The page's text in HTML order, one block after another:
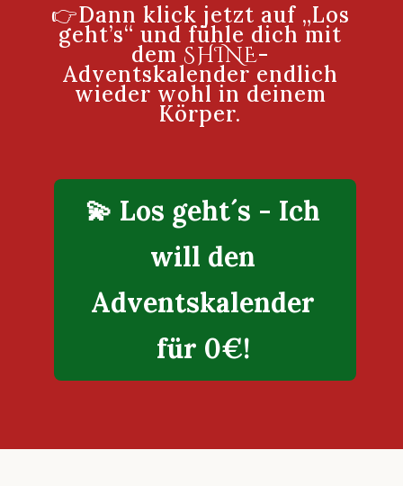
👉Dann klick jetzt auf „Los
geht’s“ und fühle dich mit
dem SHINE-
Adventskalender endlich
wieder wohl in deinem
Körper.
💫 Los geht´s - Ich
will den
Adventskalender
für 0€!